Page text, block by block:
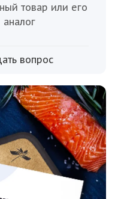
товар или его
аналог
вопрос